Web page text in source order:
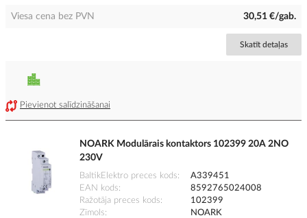
Viesa cena bez PVN 30,51 €/gab.
Skatīt detaļas
Pievienot salīdzināšanai
NOARK Modulārais kontaktors 102399 20A 2NO
230V
BaltikElektro preces kods
A339451
EAN kods
8592765024008
Ražotāja preces kods
102399
Zīmols
NOARK